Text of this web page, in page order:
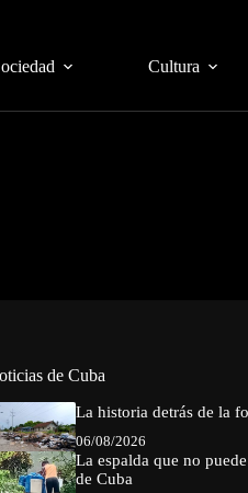
Cultura
de Cuba
La historia detrás de la
06/08/2026
La espalda que no
de Cuba